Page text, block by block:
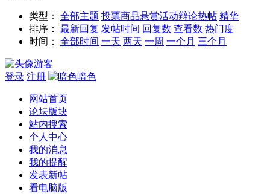
类型： 全部主题 投票商品悬赏活动辩论热帖 精华
排序：
最新回复 发帖时间 回复数 查看数 热门度
时间：
全部时间 一天 两天 一周 一个月 三个月
游客
登录 注册 暗色
网站首页
论坛版块
站内搜索
个人中心
我的消息
我的提醒
发表新帖
看电脑版